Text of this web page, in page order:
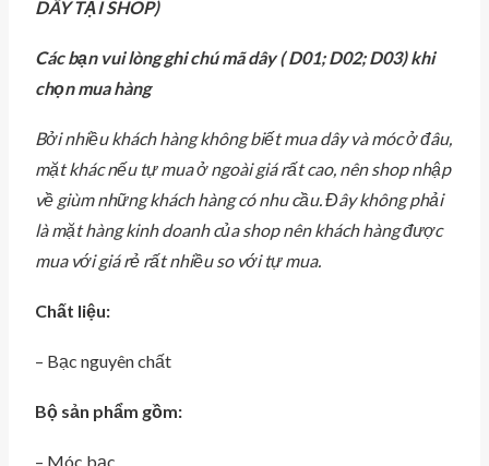
DÂY TẠI SHOP)
Các bạn vui lòng ghi chú mã dây ( D01; D02; D03) khi
chọn mua hàng
Bởi nhiều khách hàng không biết mua dây và móc ở đâu,
mặt khác nếu tự mua ở ngoài giá rất cao, nên shop nhập
về giùm những khách hàng có nhu cầu. Đây không phải
là mặt hàng kinh doanh của shop nên khách hàng được
mua với giá rẻ rất nhiều so với tự mua.
Chất liệu:
– Bạc nguyên chất
Bộ sản phẩm gồm:
– Móc bạc